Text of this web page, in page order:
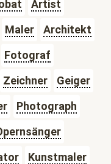
Artist
Maler
Architekt
Fotograf
Zeichner
Geiger
Photograph
Kunstmaler